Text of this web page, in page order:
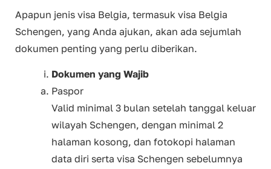
Apapun jenis visa Belgia, termasuk visa Belgia
Schengen, yang Anda ajukan, akan ada sejumlah
dokumen penting yang perlu diberikan.
Dokumen yang Wajib
Paspor
Valid minimal 3 bulan setelah tanggal keluar
wilayah Schengen, dengan minimal 2
halaman kosong, dan fotokopi halaman
data diri serta visa Schengen sebelumnya